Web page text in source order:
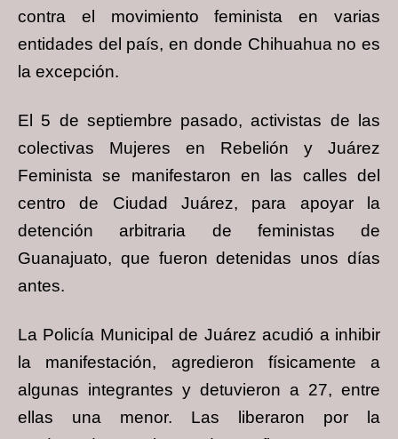
contra el movimiento feminista en varias
entidades del país, en donde Chihuahua no es
la excepción.
El 5 de septiembre pasado, activistas de las
colectivas Mujeres en Rebelión y Juárez
Feminista se manifestaron en las calles del
centro de Ciudad Juárez, para apoyar la
detención arbitraria de feministas de
Guanajuato, que fueron detenidas unos días
antes.
La Policía Municipal de Juárez acudió a inhibir
la manifestación, agredieron físicamente a
algunas integrantes y detuvieron a 27, entre
ellas una menor. Las liberaron por la